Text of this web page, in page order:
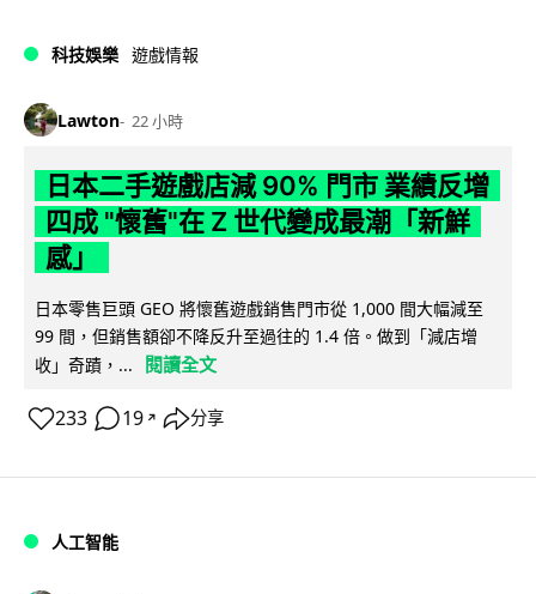
科技娛樂 遊戲情報
Lawton 22 小時
日本二手遊戲店減 90% 門市 業績反增
四成 "懷舊"在 Z 世代變成最潮「新鮮
感」
日本零售巨頭 GEO 將懷舊遊戲銷售門市從 1,000 間大幅減至
99 間，但銷售額卻不降反升至過往的 1.4 倍。做到「減店增
收」奇蹟，...
閱讀全文
233 19 ↗ 分享
人工智能